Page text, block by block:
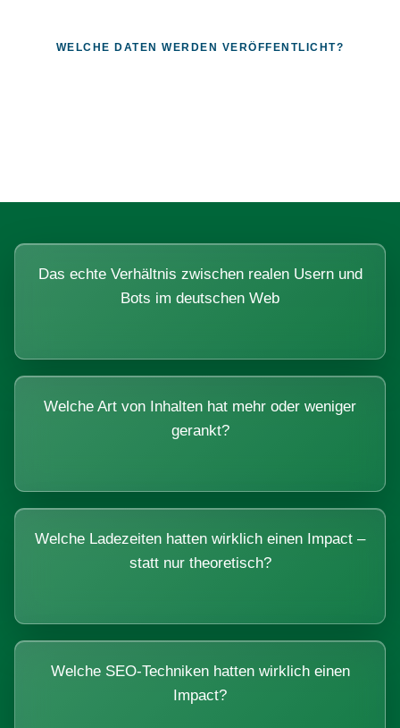
WELCHE DATEN WERDEN VERÖFFENTLICHT?
Das echte Verhältnis zwischen realen Usern und
Bots im deutschen Web
Welche Art von Inhalten hat mehr oder weniger
gerankt?
Welche Ladezeiten hatten wirklich einen Impact –
statt nur theoretisch?
Welche SEO-Techniken hatten wirklich einen
Impact?